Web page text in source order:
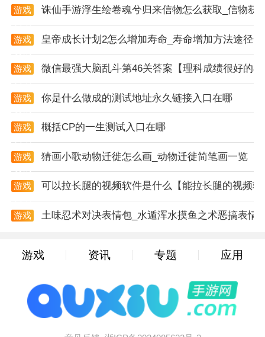
防御型角色侧重“抗性穿透”“受治疗加成”。空幕系统需
将卡带组合成完整图案激活套装效果，例如“坼绽”套装
可提升15%异能伤害。
新手入门
阿德勒（生存向），前者擅长快速清怪，后者适合高难
度副本。通过主线任务解锁“命座系统”，第2层命座可
解锁角色核心被动技能，需消耗同名角色碎片或“命座
核心”激活。
2. 资源获取路径：每日完成“异象委托”可获得大量经验
值与金币，委托类型包括战斗挑战、解谜探索与限时追
击。商铺经营系统中，研发“超导电池”商品可稳定获取
3. 载具驾驶技巧：驾驶默认第三人称视角便于观察环
降。新手建议租借基础车辆熟悉操作，完成第三章主线
后解锁“磁悬浮摩托”，其冲刺技能可短暂无视地形碰
游戏
诛仙手游浮生绘卷魂兮归来信物怎么获取_信物获
游戏
皇帝成长计划2怎么增加寿命_寿命增加方法途径
游戏
微信最强大脑乱斗第46关答案【理科成绩很好的
游戏
你是什么做成的测试地址永久链接入口在哪
游戏
概括CP的一生测试入口在哪
游戏
猜画小歌动物迁徙怎么画_动物迁徙简笔画一览
游戏
可以拉长腿的视频软件是什么【能拉长腿的视频
游戏
土味忍术对决表情包_水遁浑水摸鱼之术恶搞表情
游戏 资讯 专题 应用